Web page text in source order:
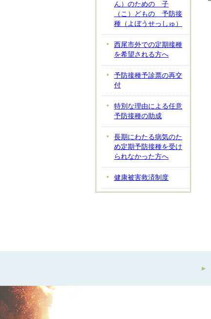
ん）のための 子
（こ）どもの 予防接
種（よぼうせっしゅ）
西尾市外での定期接種
を希望される方へ
予防接種予診票の再交
付
特別な理由による任意
予防接種の助成
長期にわたる病気のた
め定期予防接種を受け
られなかった方へ
健康被害救済制度